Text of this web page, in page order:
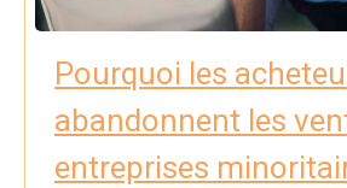
Pourquoi les
abandonnent les
entreprises